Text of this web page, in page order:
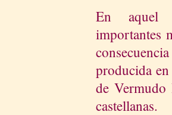
En aquel
importantes
producida
de
castellanas.